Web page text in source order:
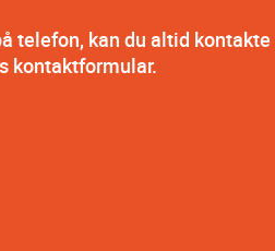
telefon, kan du altid kontakte
kontaktformular.